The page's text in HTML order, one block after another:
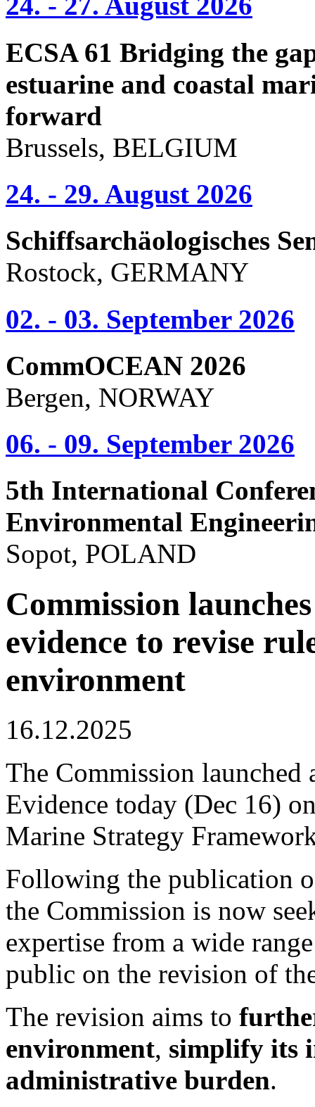
ECSA 61 Bridging the
estuarine and coastal
forward
Brussels, BELGIUM
24. - 29. August 2026
Schiffsarchäologisches
Rostock, GERMANY
02. - 03. September 2026
CommOCEAN 2026
Bergen, NORWAY
06. - 09. September 2026
5th International
Environmental
Sopot, POLAND
Commission
evidence to revise
environment
16.12.2025
The Commission
Evidence today (Dec 16)
Marine Strategy
Following the publication
the Commission is now
expertise from a wide
public on the revision of
The revision aims to
environment, simplify its
administrative burden.